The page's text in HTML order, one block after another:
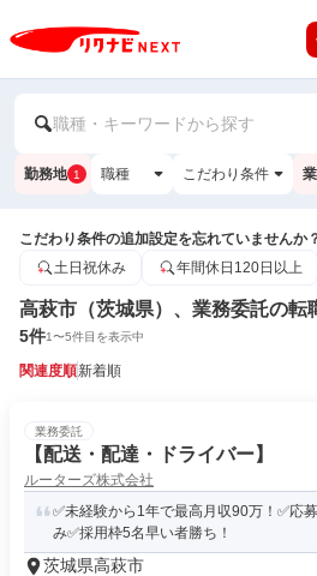
職種・キーワードから探す
勤務地 1 職種 こだわり条件
こだわり条件の追加設定を忘れていませんか
土日祝休み
年間休日120日以上
高萩市（茨城県）、業務委託の転
5件1〜5件目を表示中
関連度順新着順
業務委託
【配送・配達・ドライバー】
ルーターズ株式会社
✅未経験から1年で最高月収90万！✅応
み✅採用枠5名早い者勝ち！
茨城県高萩市